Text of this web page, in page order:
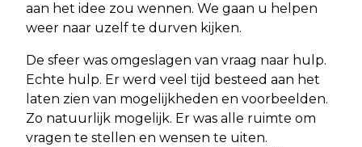
aan het idee zou wennen. We gaan u helpen
weer naar uzelf te durven kijken.
De sfeer was omgeslagen van vraag naar hulp.
Echte hulp. Er werd veel tijd besteed aan het
laten zien van mogelijkheden en voorbeelden.
Zo natuurlijk mogelijk. Er was alle ruimte om
vragen te stellen en wensen te uiten.